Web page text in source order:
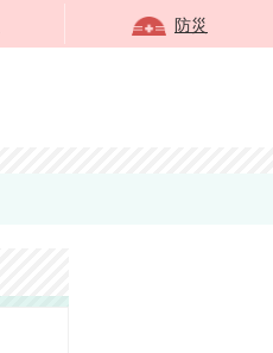
防災